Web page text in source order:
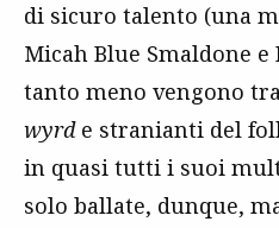
di sicuro talento (una
Micah Blue Smaldone e
tanto meno vengono
wyrde stranianti del
in quasi tutti i suoi
solo ballate, dunque,